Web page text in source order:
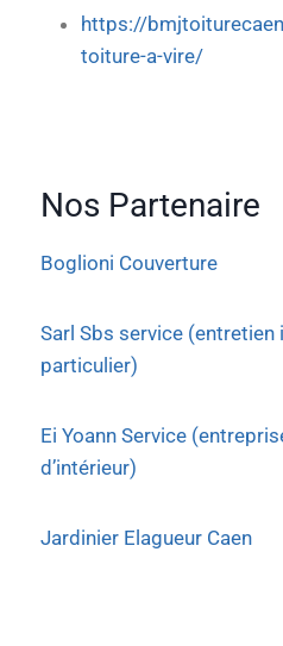
https://
toiture-a-vire/
Nos Partenaire
Boglioni Couverture
Sarl Sbs service (entretien
particulier)
Ei Yoann Service
d’intérieur)
Jardinier Elagueur Caen